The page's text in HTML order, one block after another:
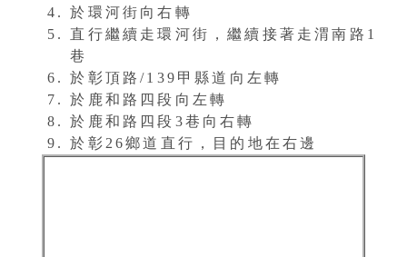
於環河街向右轉
直行繼續走環河街，繼續接著走渭南路1
巷
於彰頂路/139甲縣道向左轉
於鹿和路四段向左轉
於鹿和路四段3巷向右轉
於彰26鄉道直行，目的地在右邊